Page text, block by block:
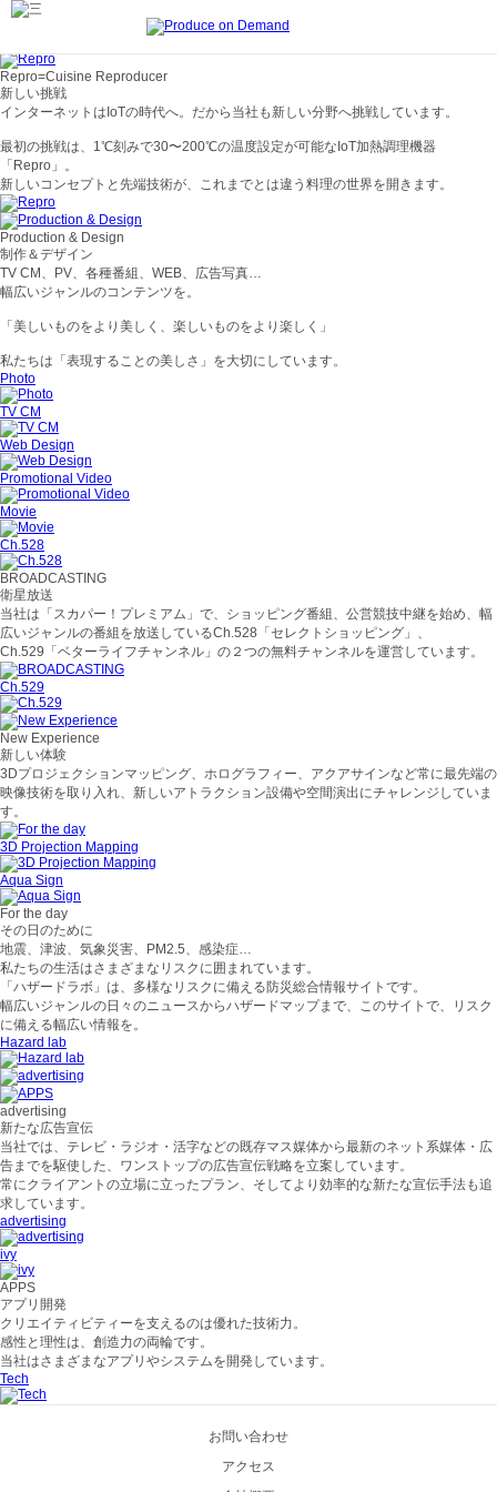
Repro=Cuisine Reproducer
新しい挑戦
インターネットはIoTの時代へ。だから当社も新しい分野へ挑戦しています。
最初の挑戦は、1℃刻みで30〜200℃の温度設定が可能なIoT加熱調理機器
「Repro」。
新しいコンセプトと先端技術が、これまでとは違う料理の世界を開きます。
Production & Design
制作＆デザイン
TV CM、PV、各種番組、WEB、広告写真…
幅広いジャンルのコンテンツを。
「美しいものをより美しく、楽しいものをより楽しく」
私たちは「表現することの美しさ」を大切にしています。
Photo
TV CM
Web Design
Promotional Video
Movie
Ch.528
BROADCASTING
衛星放送
当社は「スカパー！プレミアム」で、ショッピング番組、公営競技中継を始め、幅
広いジャンルの番組を放送しているCh.528「セレクトショッピング」、
Ch.529「ベターライフチャンネル」の２つの無料チャンネルを運営しています。
Ch.529
New Experience
新しい体験
3Dプロジェクションマッピング、ホログラフィー、アクアサインなど常に最先端の
映像技術を取り入れ、新しいアトラクション設備や空間演出にチャレンジしていま
す。
3D Projection Mapping
Aqua Sign
For the day
その日のために
地震、津波、気象災害、PM2.5、感染症…
私たちの生活はさまざまなリスクに囲まれています。
「ハザードラボ」は、多様なリスクに備える防災総合情報サイトです。
幅広いジャンルの日々のニュースからハザードマップまで、このサイトで、リスク
に備える幅広い情報を。
Hazard lab
advertising
新たな広告宣伝
当社では、テレビ・ラジオ・活字などの既存マス媒体から最新のネット系媒体・広
告までを駆使した、ワンストップの広告宣伝戦略を立案しています。
常にクライアントの立場に立ったプラン、そしてより効率的な新たな宣伝手法も追
求しています。
advertising
ivy
APPS
アプリ開発
クリエイティビティーを支えるのは優れた技術力。
感性と理性は、創造力の両輪です。
当社はさまざまなアプリやシステムを開発しています。
Tech
お問い合わせ
アクセス